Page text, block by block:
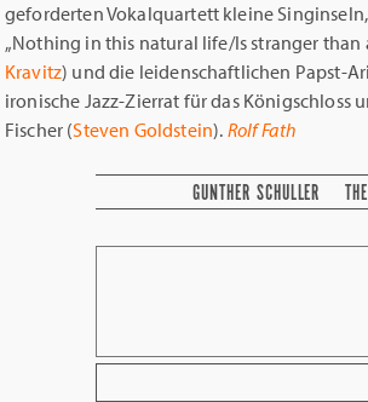
geforderten Vokalquartett kleine
„Nothing in this natural life/Is stranger than
Kravitz) und die leidenschaftlichen Papst-
ironische Jazz-Zierrat für das Königschloss
Fischer (Steven Goldstein). Rolf Fath
GUNTHER SCHULLER